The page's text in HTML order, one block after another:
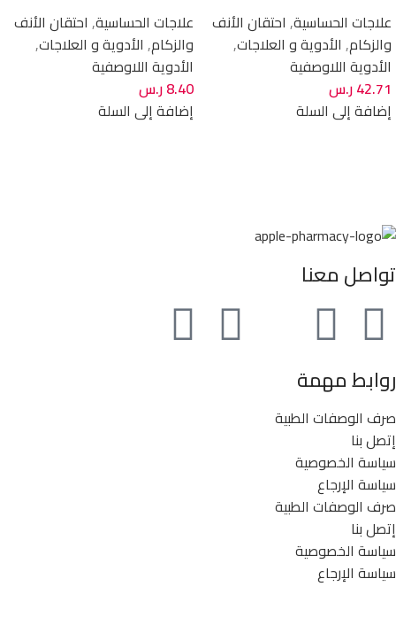
علاجات الحساسية, احتقان الأنف
والزكام, الأدوية و العلاجات,
الأدوية اللاوصفية
42.71ر.س
إضافة إلى السلة
علاجات الحساسية, احتقان الأنف
والزكام, الأدوية و العلاجات,
الأدوية اللاوصفية
8.40ر.س
إضافة إلى السلة
تواصل معنا
روابط مهمة
صرف الوصفات الطبية
إتصل بنا
سياسة الخصوصية
سياسة الإرجاع
صرف الوصفات الطبية
إتصل بنا
سياسة الخصوصية
سياسة الإرجاع